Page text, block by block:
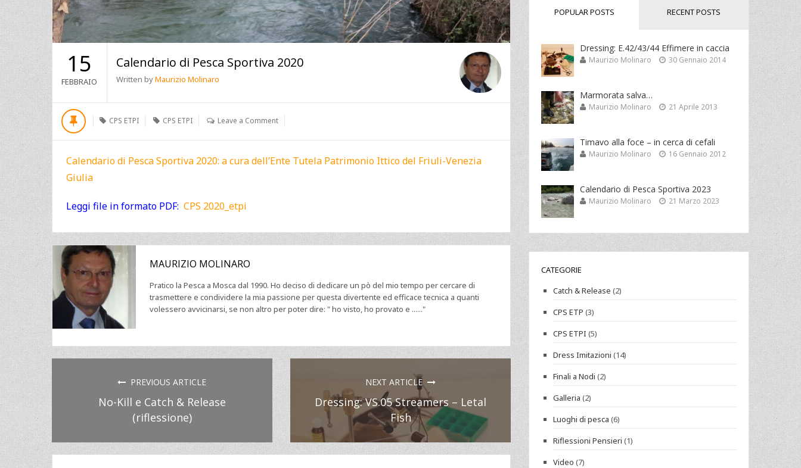
15
FEBBRAIO
Calendario di Pesca Sportiva 2020
Written byMaurizio Molinaro
CPS ETPI CPS ETPI Leave a Comment
Calendario di Pesca Sportiva 2020: a cura dell’Ente Tutela Patrimonio Ittico del Friuli-Venezia
Giulia
Leggi file in formato PDF: CPS 2020_etpi
MAURIZIO MOLINARO
Pratico la Pesca a Mosca dal 1990. Ho deciso di dedicare un pò del mio tempo per cercare di
trasmettere e condividere la mia passione per questa divertente ed efficace tecnica a quanti
volessero avvicinarsi, se non altro per poter dire: " ho visto, ho provato e ......"
PREVIOUS ARTICLE
No-Kill e Catch & Release
(riflessione)
NEXT ARTICLE
Dressing: VS.05 Streamers – Letal
Fish
POPULAR POSTS RECENT POSTS
Dressing: E.42/43/44 Effimere in caccia
Maurizio Molinaro 30 Gennaio 2014
Marmorata salva…
Maurizio Molinaro 21 Aprile 2013
Timavo alla foce – in cerca di cefali
Maurizio Molinaro 16 Gennaio 2012
Calendario di Pesca Sportiva 2023
Maurizio Molinaro 21 Marzo 2023
CATEGORIE
Catch & Release (2)
CPS ETP (3)
CPS ETPI (5)
Dress Imitazioni (14)
Finali a Nodi (2)
Galleria (2)
Luoghi di pesca (6)
Riflessioni Pensieri (1)
Video (7)